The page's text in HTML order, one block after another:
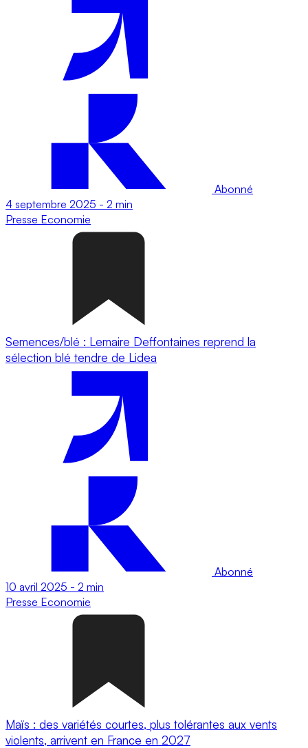
Abonné
4 septembre 2025 - 2 min
Presse Economie
Semences/blé : Lemaire Deffontaines reprend la
sélection blé tendre de Lidea
Abonné
10 avril 2025 - 2 min
Presse Economie
Maïs : des variétés courtes, plus tolérantes aux vents
violents, arrivent en France en 2027